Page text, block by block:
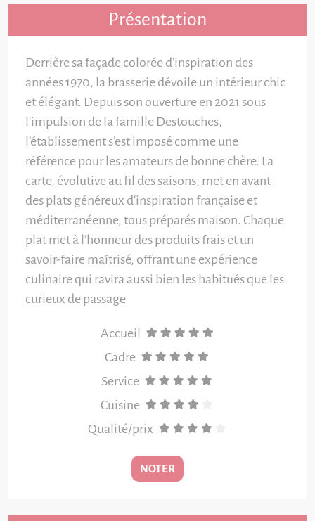
Présentation
Derrière sa façade colorée d’inspiration des
années 1970, la brasserie dévoile un intérieur chic
et élégant. Depuis son ouverture en 2021 sous
l'impulsion de la famille Destouches,
l’établissement s’est imposé comme une
référence pour les amateurs de bonne chère. La
carte, évolutive au fil des saisons, met en avant
des plats généreux d'inspiration française et
méditerranéenne, tous préparés maison. Chaque
plat met à l’honneur des produits frais et un
savoir-faire maîtrisé, offrant une expérience
culinaire qui ravira aussi bien les habitués que les
curieux de passage
Accueil
Cadre
Service
Cuisine
Qualité/prix
NOTER